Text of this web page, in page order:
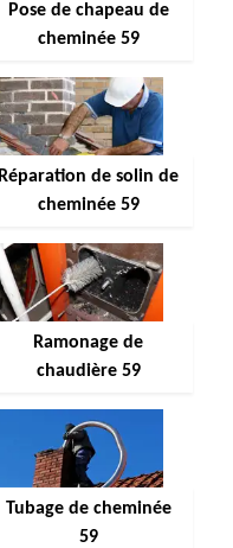
Pose de chapeau de
cheminée 59
Réparation de solin de
cheminée 59
Ramonage de
chaudière 59
Tubage de cheminée
59